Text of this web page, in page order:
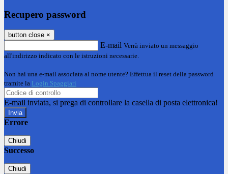
Recupero password
button close ×
E-mail Verrà inviato un messaggio
all'indirizzo indicato con le istruzioni necessarie.
Non hai una e-mail associata al nome utente? Effettua il reset della password
tramite la Login Spaggiari
E-mail inviata, si prega di controllare la casella di posta elettronica!
Errore
Chiudi
Successo
Chiudi